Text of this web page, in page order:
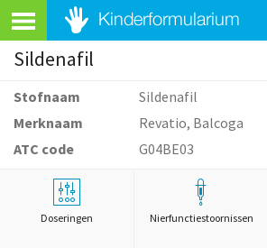
Sildenafil
Stofnaam
Sildenafil
Merknaam
Revatio, Balcoga
ATC code
G04BE03
Doseringen Nierfunctiestoornissen